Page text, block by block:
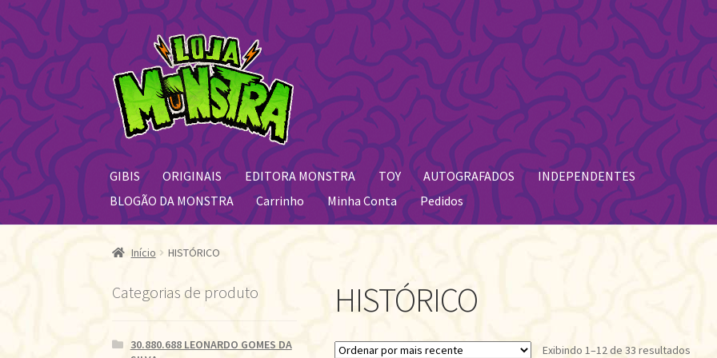
Pular
para
navegação
Pular
para
o
conteúdo
GIBIS ORIGINAIS EDITORA MONSTRA TOY AUTOGRAFADOS
INDEPENDENTES
BLOGÃO DA MONSTRA
Carrinho Minha Conta Pedidos
Início HISTÓRICO
HISTÓRICO
Exibindo 1–12 de 33 resultados
Categorias de produto
30.880.688 LEONARDO GOMES DA